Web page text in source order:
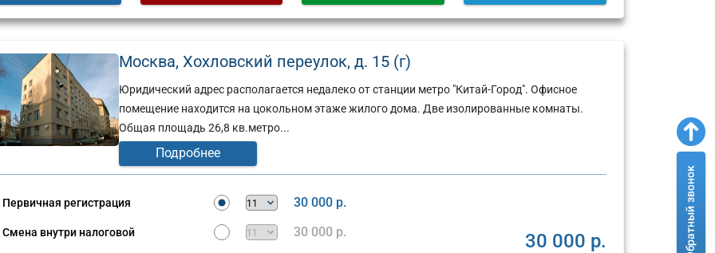
Москва, Хохловский переулок, д. 15 (г)
Юридический адрес располагается недалеко от станции метро "Китай-Город". Офисное
помещение находится на цокольном этаже жилого дома. Две изолированные комнаты.
Общая площадь 26,8 кв.метро...
Подробнее
Первичная регистрация 30 000 р.
Смена внутри налоговой 30 000 р. 30 000 р.